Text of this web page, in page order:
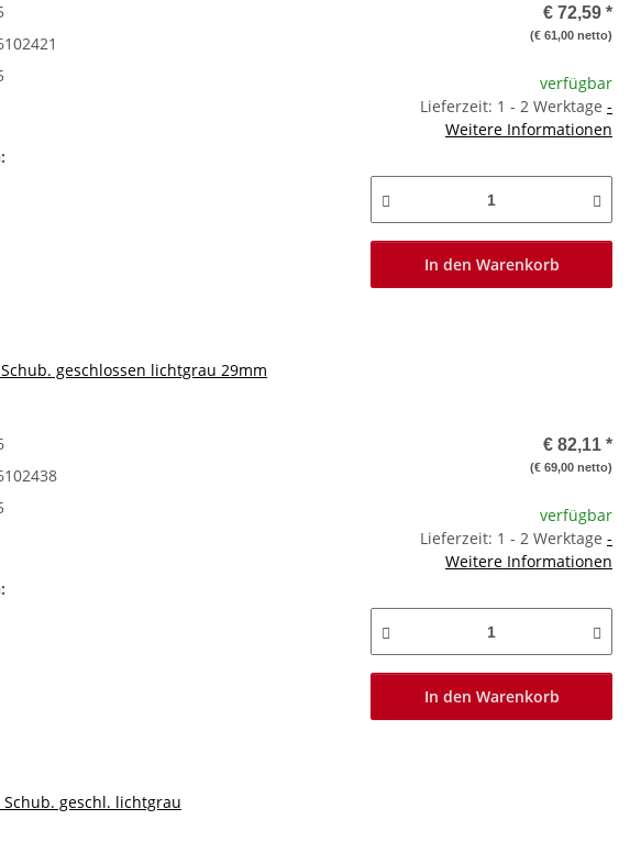
€ 72,59 *
(€ 61,00 netto)
verfügbar
Lieferzeit: 1 - 2 Werktage -
Weitere Informationen
In den Warenkorb
geschlossen lichtgrau 29mm
€ 82,11 *
(€ 69,00 netto)
verfügbar
Lieferzeit: 1 - 2 Werktage -
Weitere Informationen
In den Warenkorb
geschl. lichtgrau